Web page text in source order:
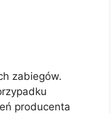
zabiegów.
producenta